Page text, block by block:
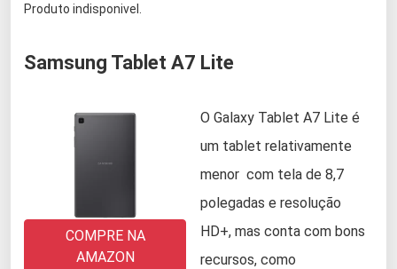
Produto indisponivel.
Samsung Tablet A7 Lite
COMPRE NA
AMAZON
O Galaxy Tablet A7 Lite é
um tablet relativamente
menor com tela de 8,7
polegadas e resolução
HD+, mas conta com bons
recursos, como